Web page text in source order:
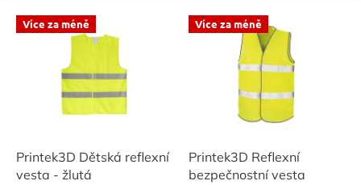
V
u
Více za méně
Printek3D Dětská reflexní
vesta - žlutá
Více za méně
Printek3D Reflexní
bezpečnostní vesta